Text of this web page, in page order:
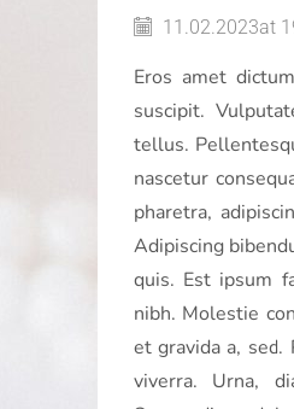
11.02.2023at
Eros amet
suscipit.
tellus.
nascetur
pharetra,
Adipiscing
quis. Est ipsum
nibh. Molestie
et gravida a,
viverra. Urna,